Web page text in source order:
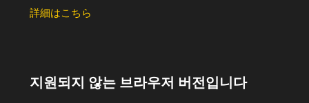
詳細はこちら
지원되지 않는 브라우저 버전입니다